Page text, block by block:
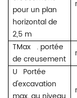
pour un plan
horizontal de
2,5 m
TMax . portée
de creusement
U Portée
d'excavation